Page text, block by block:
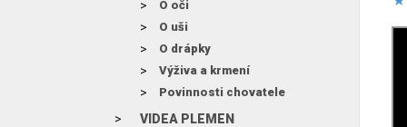
O oči
O uši
O drápky
Výživa a krmení
Povinnosti chovatele
VIDEA PLEMEN